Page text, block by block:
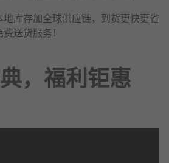
库存加全球供应链，到货更快更省
送货服务！
，福利钜惠